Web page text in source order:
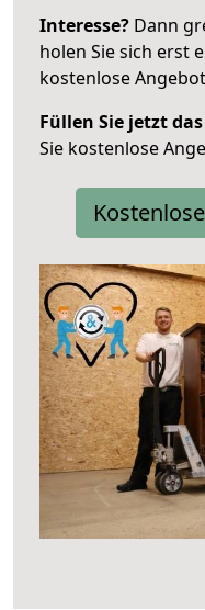
Interesse? Dann
holen Sie sich erst
kostenlose
Füllen Sie jetzt
Sie kostenlose